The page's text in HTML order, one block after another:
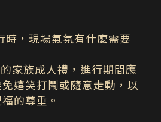
時，現場氣氛有什麼需要
家族成人禮，進行期間應
嬉笑打鬧或隨意走動，以
的尊重。